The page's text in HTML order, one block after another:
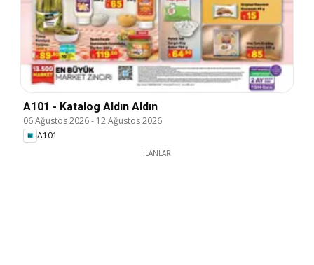
A101 - Katalog Aldın Aldın
06 Ağustos 2026- 12 Ağustos 2026
A101
İLANLAR